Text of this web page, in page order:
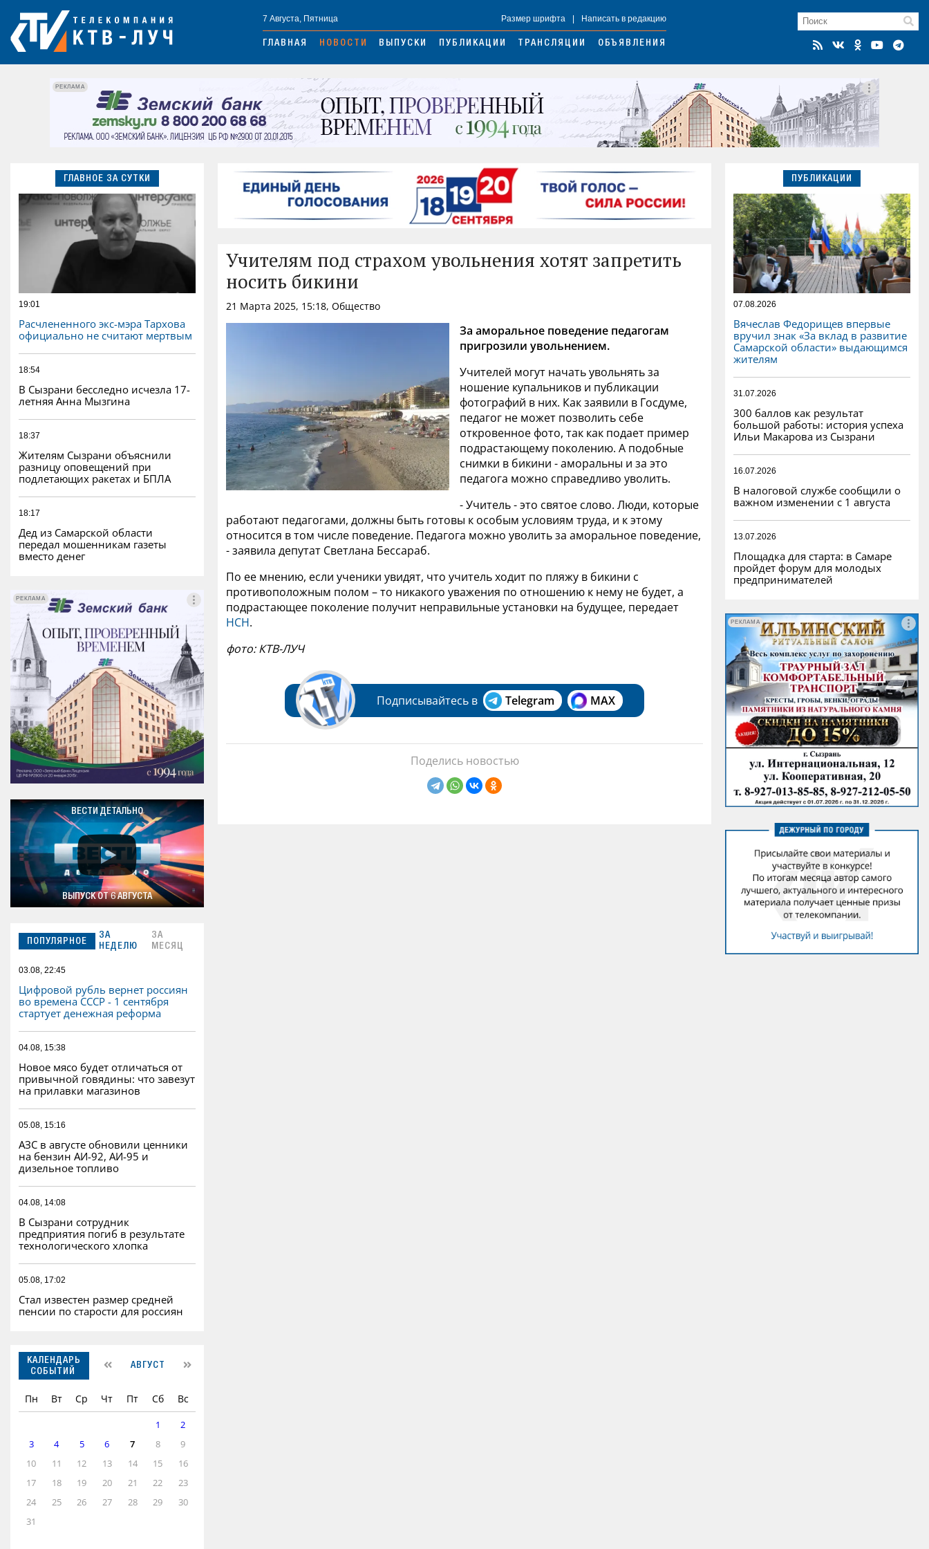
7 Августа, Пятница Размер шрифта Написать в редакцию
ГЛАВНАЯ НОВОСТИ ВЫПУСКИ ПУБЛИКАЦИИ ТРАНСЛЯЦИИ ОБЪЯВЛЕНИЯ
РЕКЛАМА
ГЛАВНОЕ ЗА СУТКИ
19:01
Расчлененного экс-мэра Тархова
официально не считают мертвым
18:54
В Сызрани бесследно исчезла 17-
летняя Анна Мызгина
18:37
Жителям Сызрани объяснили
разницу оповещений при
подлетающих ракетах и БПЛА
18:17
Дед из Самарской области
передал мошенникам газеты
вместо денег
РЕКЛАМА
РЕКЛАМА
ВЕСТИ ДЕТАЛЬНО
ВЫПУСК ОТ 6 АВГУСТА
ПОПУЛЯРНОЕ
ЗА
НЕДЕЛЮ
ЗА
МЕСЯЦ
03.08, 22:45
Цифровой рубль вернет россиян
во времена СССР - 1 сентября
стартует денежная реформа
04.08, 15:38
Новое мясо будет отличаться от
привычной говядины: что завезут
на прилавки магазинов
05.08, 15:16
АЗС в августе обновили ценники
на бензин АИ-92, АИ-95 и
дизельное топливо
04.08, 14:08
В Сызрани сотрудник
предприятия погиб в результате
технологического хлопка
05.08, 17:02
Стал известен размер средней
пенсии по старости для россиян
КАЛЕНДАРЬ
СОБЫТИЙ
АВГУСТ
Пн Вт Ср Чт Пт Сб Вс
1
2
3
4 5 6 7 8
9
10
11 12 13 14 15
16
17
18 19 20 21 22
23
24
25 26 27 28 29
30
31
Учителям под страхом увольнения хотят запретить
носить бикини
21 Марта 2025, 15:18, Общество
За аморальное поведение педагогам
пригрозили увольнением.
Учителей могут начать увольнять за
ношение купальников и публикации
фотографий в них. Как заявили в Госдуме,
педагог не может позволить себе
откровенное фото, так как подает пример
подрастающему поколению. А подобные
снимки в бикини - аморальны и за это
педагога можно справедливо уволить.
- Учитель - это святое слово. Люди, которые
работают педагогами, должны быть готовы к особым условиям труда, и к этому
относится в том числе поведение. Педагога можно уволить за аморальное поведение,
- заявила депутат Светлана Бессараб.
По ее мнению, если ученики увидят, что учитель ходит по пляжу в бикини с
противоположным полом – то никакого уважения по отношению к нему не будет, а
подрастающее поколение получит неправильные установки на будущее, передает
НСН.
фото: КТВ-ЛУЧ
Подписывайтесь в Telegram MAX
Поделись новостью
ПУБЛИКАЦИИ
07.08.2026
Вячеслав Федорищев впервые
вручил знак «За вклад в развитие
Самарской области» выдающимся
жителям
31.07.2026
300 баллов как результат
большой работы: история успеха
Ильи Макарова из Сызрани
16.07.2026
В налоговой службе сообщили о
важном изменении с 1 августа
13.07.2026
Площадка для старта: в Самаре
пройдет форум для молодых
предпринимателей
РЕКЛАМА